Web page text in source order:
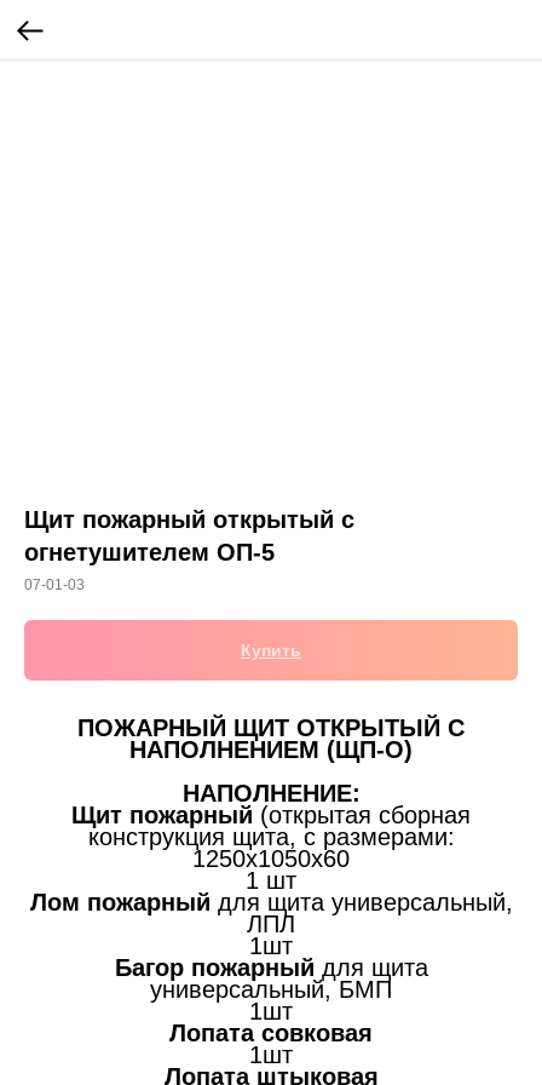
Щит пожарный открытый с
огнетушителем ОП-5
07-01-03
Купить
ПОЖАРНЫЙ ЩИТ ОТКРЫТЫЙ С
НАПОЛНЕНИЕМ (ЩП-О)
НАПОЛНЕНИЕ:
Щит пожарный (открытая сборная
конструкция щита, с размерами:
1250х1050х60
1 шт
Лом пожарный для щита универсальный,
ЛПЛ
1шт
Багор пожарный для щита
универсальный, БМП
1шт
Лопата совковая
1шт
Лопата штыковая